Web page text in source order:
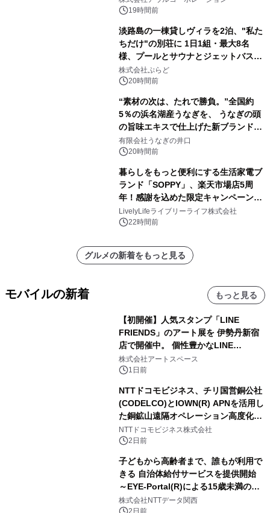
苑 別邸ふうか」ー
19時間前
淡路島の一棟貸しヴィラを2泊、"私た
ちだけ"の別荘に 1日1組・最大8名
様、プールとサウナとジェットバス付
きで Villa Mon Temps AWAJIの連泊
素泊りプラン
株式会社ぷらど
20時間前
“素材の次は、たれで勝負。”全国約
5％の浜名湖産うなぎを、 うなぎの頭
の旨味エキスで仕上げた新ブランド
「井口の誉」誕生
有限会社うなぎの井口
20時間前
暮らしをもっと便利にする生活家電ブ
ランド「SOPPY」、楽天市場店5周
年！感謝を込めた限定キャンペーンを
8月10日より開催
LivelyLifeライブリーライフ株式会社
22時間前
グルメの新着をもっと見る
モバイルの新着 もっと見る
【初開催】人気スタンプ「LINE
FRIENDS」のアート展を 伊勢丹新宿
店で開催中。 個性豊かなLINE
FRIENDSの仲間たちが インテリアア
ートとして新たな魅力を発信。
株式会社アートスペース
1日前
NTTドコモビジネス、チリ国営銅公社
(CODELCO)とIOWN(R) APNを活用し
た銅鉱山遠隔オペレーション高度化に
向けた調査・実証を開始
NTTドコモビジネス株式会社
2日前
子どもから高齢者まで、誰もが利用で
きる 自治体給付サービスを提供開始
～EYE-Portal(R)による15歳未満の本
人認証と デジタルデバイド対策で実現
株式会社NTTデータ関西
2日前